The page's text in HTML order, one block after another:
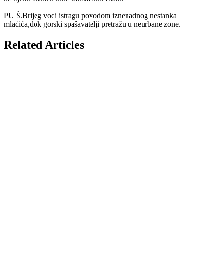
PU Š.Brijeg vodi istragu povodom iznenadnog nestanka
mladića,dok gorski spašavatelji pretražuju neurbane zone.
Related Articles